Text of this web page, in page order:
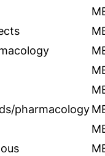
pharmacology